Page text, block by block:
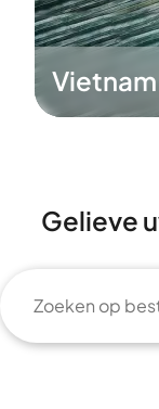
Vietnam
Gelieve